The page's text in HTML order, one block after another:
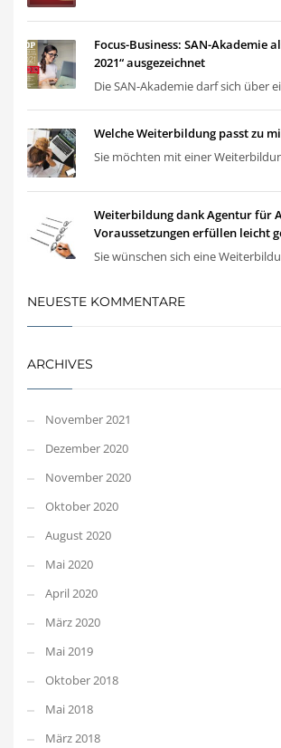
Focus-Business: SAN-Akademie
2021“ ausgezeichnet
Die SAN-Akademie darf sich über
Welche Weiterbildung passt zu
Sie möchten mit einer
Weiterbildung dank Agentur für
Voraussetzungen erfüllen leicht
Sie wünschen sich eine
NEUESTE KOMMENTARE
ARCHIVES
November 2021
Dezember 2020
November 2020
Oktober 2020
August 2020
Mai 2020
April 2020
März 2020
Mai 2019
Oktober 2018
Mai 2018
März 2018